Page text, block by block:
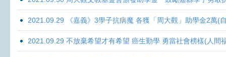
2021.09.29 《嘉義》3學子抗病魔 各獲「周大觀」助學金2萬(
2021.09.29 不放棄希望才有希望 癌生勤學 勇當社會榜樣(人間